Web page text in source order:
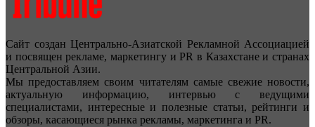
Сайт создан Центрально-Азиатской Рекламной Ассоциацией
и посвящен рекламе, маркетингу и PR в Казахстане и странах
Центральной Азии.
Мы предоставляем своим читателям самые свежие новости,
актуальную информацию, интервью с ведущими
специалистами, интересные и полезные статьи, рейтинги и
обзоры, касающиеся рынка рекламы, маркетинга и PR.